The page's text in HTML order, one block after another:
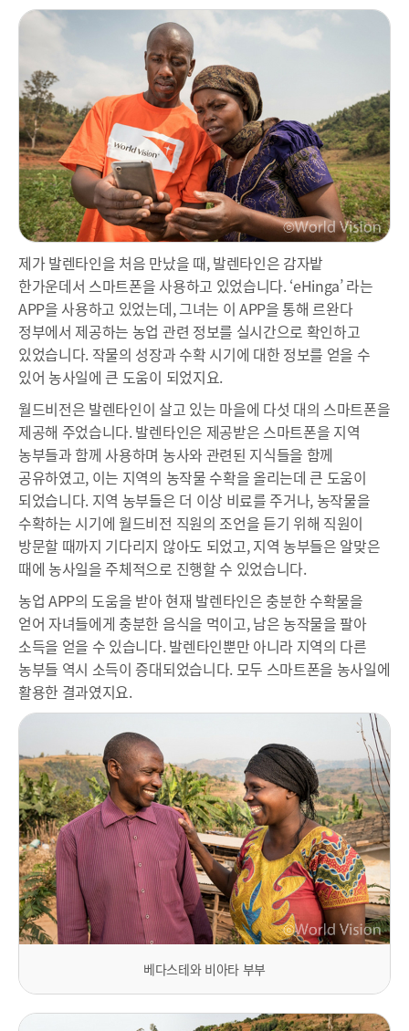
제가 발렌타인을 처음 만났을 때, 발렌타인은 감자밭
한가운데서 스마트폰을 사용하고 있었습니다. ‘eHinga’ 라는
APP을 사용하고 있었는데, 그녀는 이 APP을 통해 르완다
정부에서 제공하는 농업 관련 정보를 실시간으로 확인하고
있었습니다. 작물의 성장과 수확 시기에 대한 정보를 얻을 수
있어 농사일에 큰 도움이 되었지요.
월드비전은 발렌타인이 살고 있는 마을에 다섯 대의 스마트폰을
제공해 주었습니다. 발렌타인은 제공받은 스마트폰을 지역
농부들과 함께 사용하며 농사와 관련된 지식들을 함께
공유하였고, 이는 지역의 농작물 수확을 올리는데 큰 도움이
되었습니다. 지역 농부들은 더 이상 비료를 주거나, 농작물을
수확하는 시기에 월드비전 직원의 조언을 듣기 위해 직원이
방문할 때까지 기다리지 않아도 되었고, 지역 농부들은 알맞은
때에 농사일을 주체적으로 진행할 수 있었습니다.
농업 APP의 도움을 받아 현재 발렌타인은 충분한 수확물을
얻어 자녀들에게 충분한 음식을 먹이고, 남은 농작물을 팔아
소득을 얻을 수 있습니다. 발렌타인뿐만 아니라 지역의 다른
농부들 역시 소득이 증대되었습니다. 모두 스마트폰을 농사일에
활용한 결과였지요.
베다스테와 비아타 부부